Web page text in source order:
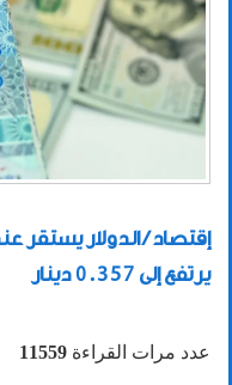
يرتفع إلى 0.357 دينار
عدد مرات القراءة 11559